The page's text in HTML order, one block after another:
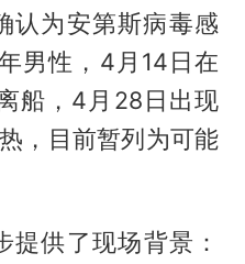
认为安第斯病毒感
男性，4月14日在
船，4月28日出现
，目前暂列为可能
提供了现场背景：